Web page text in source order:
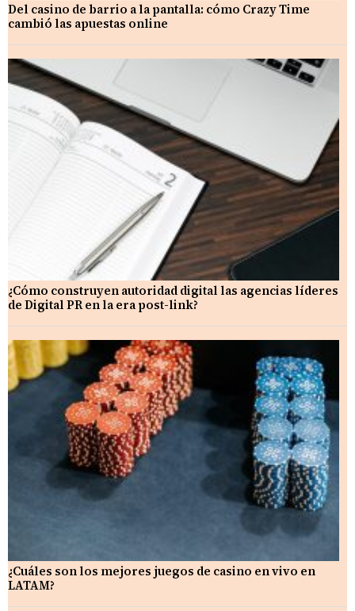
Del casino de barrio a la pantalla: cómo Crazy Time
cambió las apuestas online
¿Cómo construyen autoridad digital las agencias líderes
de Digital PR en la era post-link?
¿Cuáles son los mejores juegos de casino en vivo en
LATAM?